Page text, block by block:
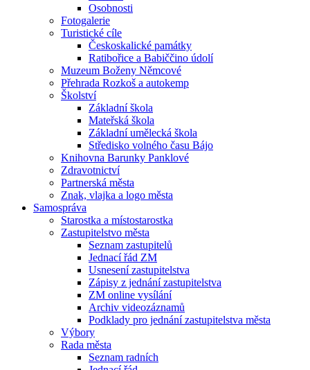
Osobnosti
Fotogalerie
Turistické cíle
Českoskalické památky
Ratibořice a Babiččino údolí
Muzeum Boženy Němcové
Přehrada Rozkoš a autokemp
Školství
Základní škola
Mateřská škola
Základní umělecká škola
Středisko volného času Bájo
Knihovna Barunky Panklové
Zdravotnictví
Partnerská města
Znak, vlajka a logo města
Samospráva
Starostka a místostarostka
Zastupitelstvo města
Seznam zastupitelů
Jednací řád ZM
Usnesení zastupitelstva
Zápisy z jednání zastupitelstva
ZM online vysílání
Archiv videozáznamů
Podklady pro jednání zastupitelstva města
Výbory
Rada města
Seznam radních